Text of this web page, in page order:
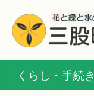
くらし・手続き